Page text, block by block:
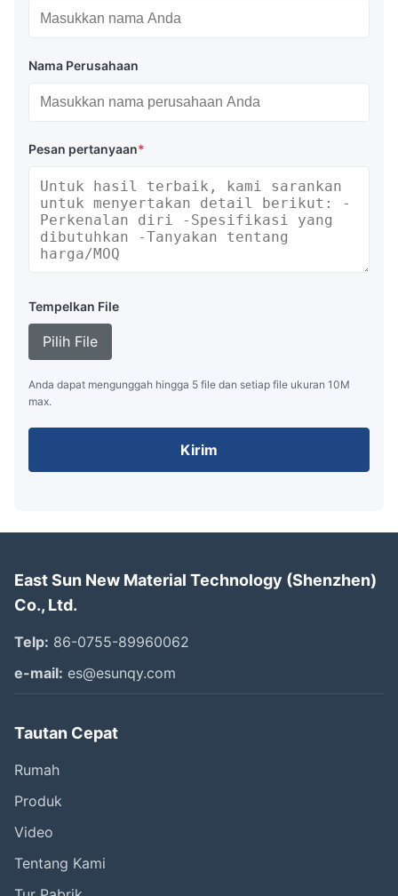
Nama Perusahaan
Pesan pertanyaan*
Tempelkan File
Pilih File
Anda dapat mengunggah hingga 5 file dan setiap file ukuran 10M
max.
Kirim
East Sun New Material Technology (Shenzhen)
Co., Ltd.
Telp: 86-0755-89960062
e-mail: es@esunqy.com
Tautan Cepat
Rumah
Produk
Video
Tentang Kami